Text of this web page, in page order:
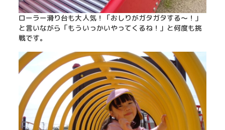
ローラー滑り台も大人気！「おしりがガタガタする～！」
と言いながら「もういっかいやってくるね！」と何度も挑
戦です。